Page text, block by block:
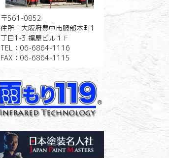
〒561-0852
住所：大阪府豊中市服部本町1
丁目1-3 福屋ビル１Ｆ
TEL：06-6864-1116
FAX：06-6864-1115